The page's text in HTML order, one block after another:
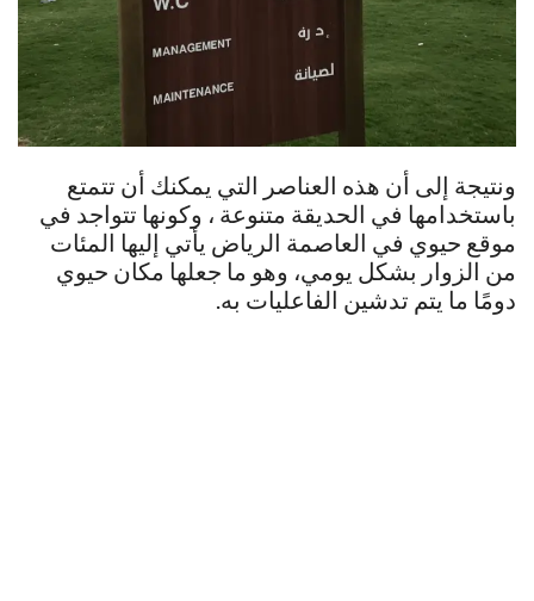
ونتيجة إلى أن هذه العناصر التي يمكنك أن تتمتع
باستخدامها في الحديقة متنوعة ، وكونها تتواجد في
موقع حيوي في العاصمة الرياض يأتي إليها المئات
من الزوار بشكل يومي، وهو ما جعلها مكان حيوي
دومًا ما يتم تدشين الفاعليات به.